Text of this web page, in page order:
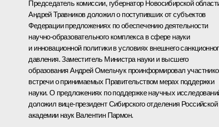
Председатель комиссии, губернатор Новосибирской
Андрей Травниковдоложил о поступивших от субъектов
Федерации предложениях по обеспечению деятельности
научно-образовательного комплекса в сфере науки
и инновационной политики в условиях внешнего
давления. Заместитель Министра науки и высшего
образования Андрей Омельчук проинформировал
встречи о принимаемых Правительством мерах поддержки
науки. О предложениях по поддержке научных
доложил вице-президент Сибирского отделения Российской
академии наук Валентин Пармон.